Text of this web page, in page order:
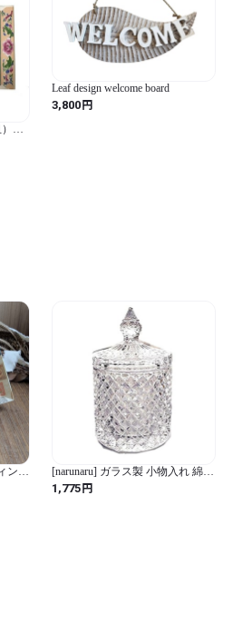
C
Leaf design welcome board
3,800円
ンテ
[narunaru] ガラス製 小物入れ 綿棒
入れ 楊枝入れ インテリア 蓋付
(透明)
1,775円